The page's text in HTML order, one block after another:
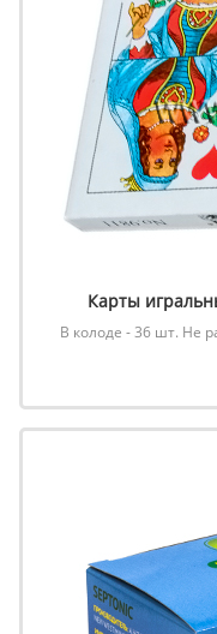
Карты
В колоде - 36 шт. Не